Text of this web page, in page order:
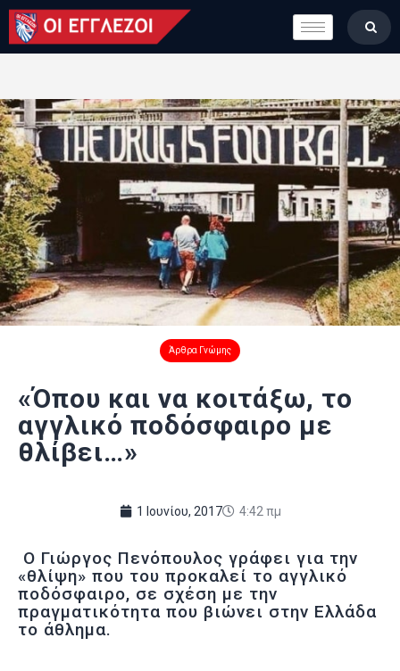
LONDON CALLING
ΚΑΤΗΓΟΡΙΕΣ
ΒΑΘΜΟΛΟΓΙΕΣ
ΟΜΑΔΕΣ
ΠΟΙΟΙ ΕΙΜΑΣΤΕ
Άρθρα Γνώμης
«Όπου και να κοιτάξω, το
αγγλικό ποδόσφαιρο με
θλίβει…»
1 Ιουνίου, 2017 4:42 πμ
Ο Γιώργος Πενόπουλος γράφει για την
«θλίψη» που του προκαλεί το αγγλικό
ποδόσφαιρο, σε σχέση με την
πραγματικότητα που βιώνει στην Ελλάδα
το άθλημα.